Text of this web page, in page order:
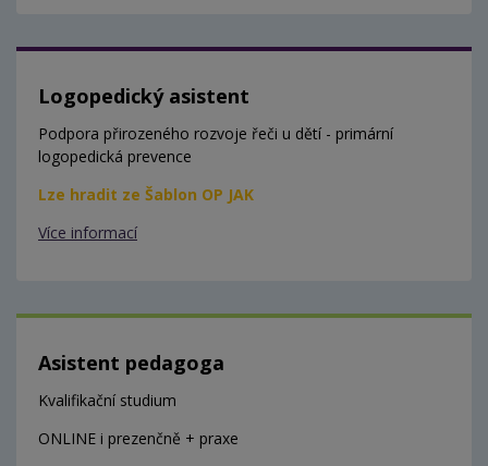
Logopedický asistent
Podpora přirozeného rozvoje řeči u dětí - primární
logopedická prevence
Lze hradit ze Šablon OP JAK
Více informací
Asistent pedagoga
Kvalifikační studium
ONLINE i prezenčně + praxe